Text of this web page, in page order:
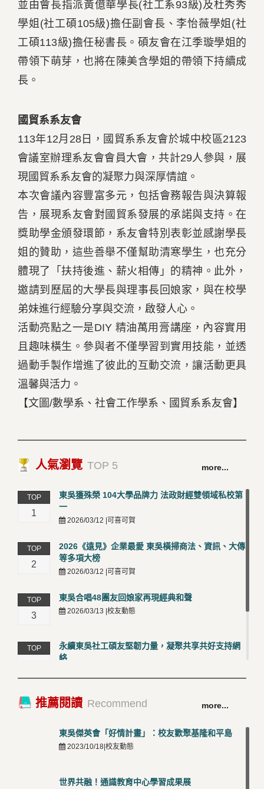
並由會長指派黃億華學長(社工系93級)及杜秀秀
學姐(社工碩105級)擔任副會長、李怡薇學姐(社
工碩113級)擔任秘書長。碩友會在江季璇學姐的
帶領下萌芽，也將在陳美含學姐的帶領下持續成
長。
國貿系系友會
113年12月28日，國貿系系友會於城中校區2123
會議室辦理系友會會員大會，共計29人參與，展
現國貿系系友會的凝聚力與深厚情誼。
本次會議內容豐富多元，包括會務報告與決算報
告，展現系友會對國貿系發展的承諾與支持。在
獎助學金頒發環節，系友會特別表彰並感謝學長
姐的贊助，這些善舉不僅幫助清寒學生，也充分
體現了「扶持後進、薪火相傳」的精神。此外，
邀請到歷屆的大學長與理事長回娘家，與在校學
弟妹進行經驗分享與交流，啟發人心。
活動亮點之一是DIY 精油萬用膏講座，內容實用
且趣味橫生。參與者不僅學習到實用技能，並透
過動手製作增進了彼此的互動交流，讓活動更具
溫馨與活力。
【文圖/數學系、社會工作學系、國貿系系友會】
人氣瀏覽 TOP 5 more...
TOP
1
東吳獲殊榮 104大學品牌力 法政財經雙領域私校第
一
2026/03/12 |可喜可賀
TOP
2
2026《遠見》企業最愛 東吳橫掃商法、資訊、大傳
等多項大榜
2026/03/12 |可喜可賀
TOP
3
東吳合唱48團友回娘家再現經典和聲
2026/03/13 |校友動態
TOP
永續東吳社工碩友堅韌力量，凝聚共享共好支持網
絡
TOP
卓越永續校園 東吳大學連奪 ISO 14001、45001 及
50001三大國際驗證殊榮
推薦閱讀 Recommend more...
東吳傑英會「好情計畫」：校友歡聚基隆和平島
2023/10/18|校友動態
世界共融！通識教育中心學習成果展